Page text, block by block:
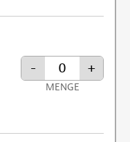
- +
MENGE